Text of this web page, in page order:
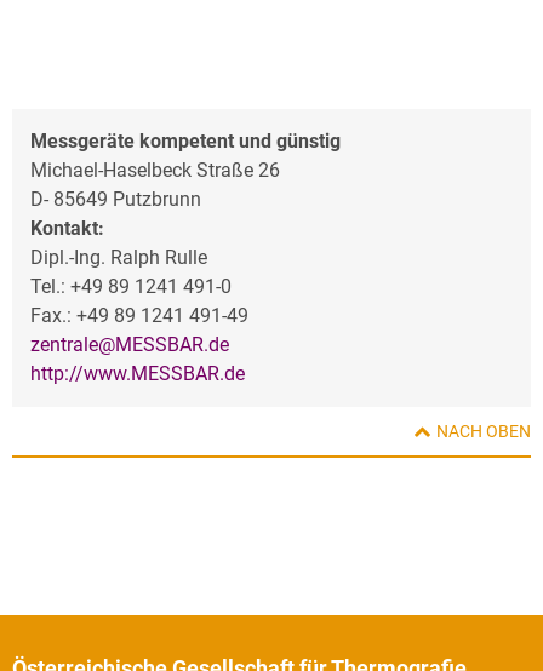
Messgeräte kompetent und günstig
Michael-Haselbeck Straße 26
D- 85649 Putzbrunn
Kontakt:
Dipl.-Ing. Ralph Rulle
Tel.: +49 89 1241 491-0
Fax.: +49 89 1241 491-49
zentrale@MESSBAR.de
http://www.MESSBAR.de
NACH OBEN